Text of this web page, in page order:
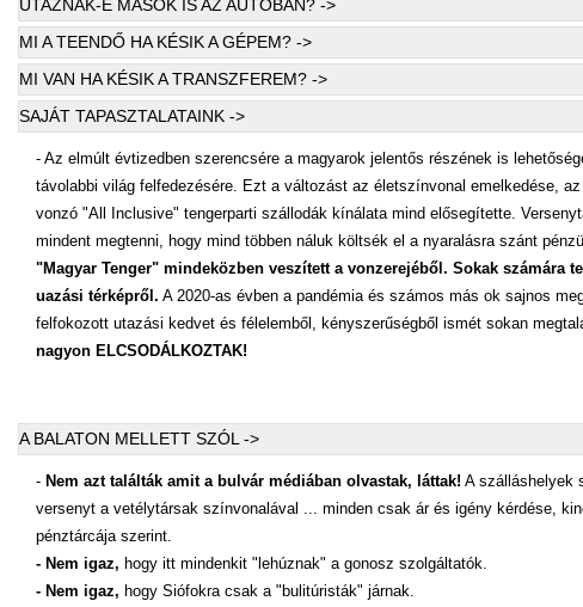
UTAZNAK-E MÁSOK IS AZ AUTÓBAN? ->
MI A TEENDŐ HA KÉSIK A GÉPEM? ->
MI VAN HA KÉSIK A TRANSZFEREM? ->
SAJÁT TAPASZTALATAINK ->
- Az elmúlt évtizedben szerencsére a magyarok jelentős részének is
távolabbi világ felfedezésére. Ezt a változást az életszínvonal emelkedése,
vonzó "All Inclusive" tengerparti szállodák kínálata mind elősegítette.
mindent megtenni, hogy mind többen náluk költsék el a nyaralásra szánt
"Magyar Tenger" mindeközben veszített a vonzerejéből. Sokak számára
uazási térképről. A 2020-as évben a pandémia és számos más ok sajnos
felfokozott utazási kedvet és félelemből, kényszerűségből ismét sokan
nagyon ELCSODÁLKOZTAK!
A BALATON MELLETT SZÓL ->
- Nem azt találták amit a bulvár médiában olvastak, láttak! A szálláshelyek
versenyt a vetélytársak színvonalával ... minden csak ár és igény kérdése,
pénztárcája szerint.
- Nem igaz, hogy itt mindenkit "lehúznak" a gonosz szolgáltatók.
- Nem igaz, hogy Siófokra csak a "bulitúristák" járnak.